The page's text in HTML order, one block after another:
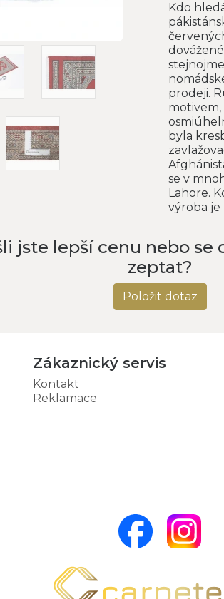
Kdo
prodeji.
motivem,
byla
se v
Lahore.
výroba je
jste lepší cenu nebo se
zeptat?
Položit dotaz
Zákaznický servis
Kontakt
Reklamace